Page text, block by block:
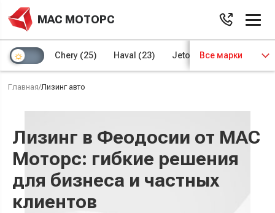
МАС МОТОРС
Chery (25) Haval (23) Jetour (8) Kaiyi (4)
Все марки
Главная/Лизинг авто
Лизинг в Феодосии от МАС
Моторс: гибкие решения
для бизнеса и частных
клиентов